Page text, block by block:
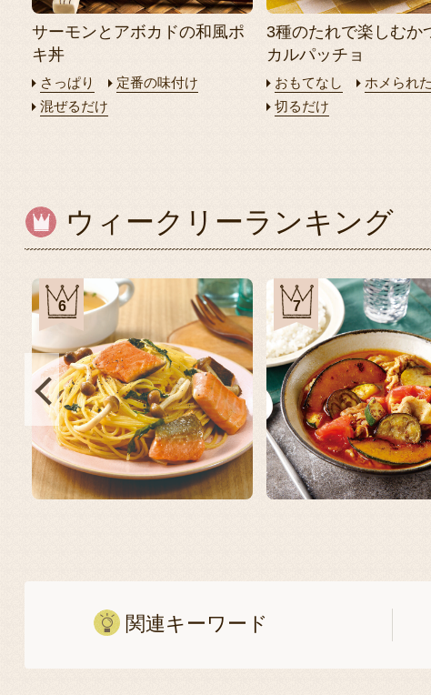
サーモンとアボカドの和風ポ
キ丼
さっぱり
定番の味付け
混ぜるだけ
3種のたれで楽しむか
カルパッチョ
おもてなし
ホメられ
切るだけ
ウィークリーランキング
6 7
関連キーワード